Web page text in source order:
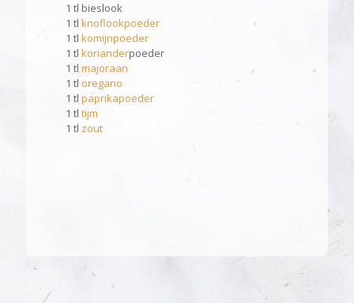
1 tl bieslook
1 tl knoflookpoeder
1 tl komijnpoeder
1 tl korianderpoeder
1 tl majoraan
1 tl oregano
1 tl paprikapoeder
1 tl tijm
1 tl zout